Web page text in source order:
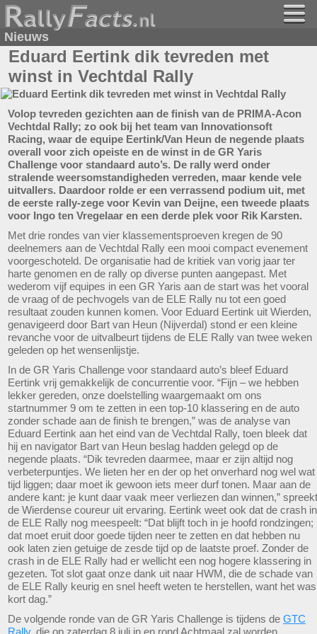
Nieuws
Eduard Eertink dik tevreden met
winst in Vechtdal Rally
Volop tevreden gezichten aan de finish van de PRIMA-Acon
Vechtdal Rally; zo ook bij het team van Innovationsoft
Racing, waar de equipe Eertink/Van Heun de negende plaats
overall voor zich opeiste en de winst in de GR Yaris
Challenge voor standaard auto’s. De rally werd onder
stralende weersomstandigheden verreden, maar kende vele
uitvallers. Daardoor rolde er een verrassend podium uit, met
de eerste rally-zege voor Kevin van Deijne, een tweede plaats
voor Ingo ten Vregelaar en een derde plek voor Rik Karsten.
Met drie rondes van vier klassementsproeven kregen de 90
deelnemers aan de Vechtdal Rally een mooi compact evenement
voorgeschoteld. De organisatie had de kritiek van vorig jaar ter
harte genomen en de rally op diverse punten aangepast. Met
wederom vijf equipes in een GR Yaris aan de start was het vooral
de vraag of de pechvogels van de ELE Rally nu tot een goed
resultaat zouden kunnen komen. Voor Eduard Eertink uit Wierden,
genavigeerd door Bart van Heun (Nijverdal) stond er een kleine
revanche voor de uitvalbeurt tijdens de ELE Rally van twee weken
geleden op het wensenlijstje.
In de GR Yaris Challenge voor standaard auto’s bleef Eduard
Eertink vrij gemakkelijk de concurrentie voor. “Fijn – we hebben
lekker gereden, onze doelstelling waargemaakt om ons
startnummer 9 om te zetten in een top-10 klassering en de auto
zonder schade aan de finish te brengen,” was de analyse van
Eduard Eertink aan het eind van de Vechtdal Rally, toen bleek dat
hij en navigator Bart van Heun beslag hadden gelegd op de
negende plaats. “Dik tevreden daarmee, maar er zijn altijd nog
verbeterpuntjes. We lieten her en der op het onverhard nog wel wat
tijd liggen; daar moet ik gewoon iets meer durf tonen. Maar aan de
andere kant: je kunt daar vaak meer verliezen dan winnen,” spreekt
de Wierdense coureur uit ervaring. Eertink weet ook dat de crash in
de ELE Rally nog meespeelt: “Dat blijft toch in je hoofd rondzingen;
dat moet eruit door goede tijden neer te zetten en dat hebben nu
ook laten zien getuige de zesde tijd op de laatste proef. Zonder de
crash in de ELE Rally had er wellicht een nog hogere klassering in
gezeten. Tot slot gaat onze dank uit naar HWM, die de schade van
de ELE Rally keurig en snel heeft weten te herstellen, want het was
kort dag.”
De volgende ronde van de GR Yaris Challenge is tijdens de GTC
Rally, die op zaterdag 8 juli in en rond Achtmaal zal worden